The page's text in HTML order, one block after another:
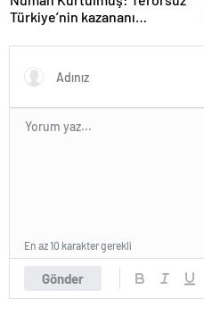
Türkiye’nin kazananı
Gönder
En az 10 karakter gerekli